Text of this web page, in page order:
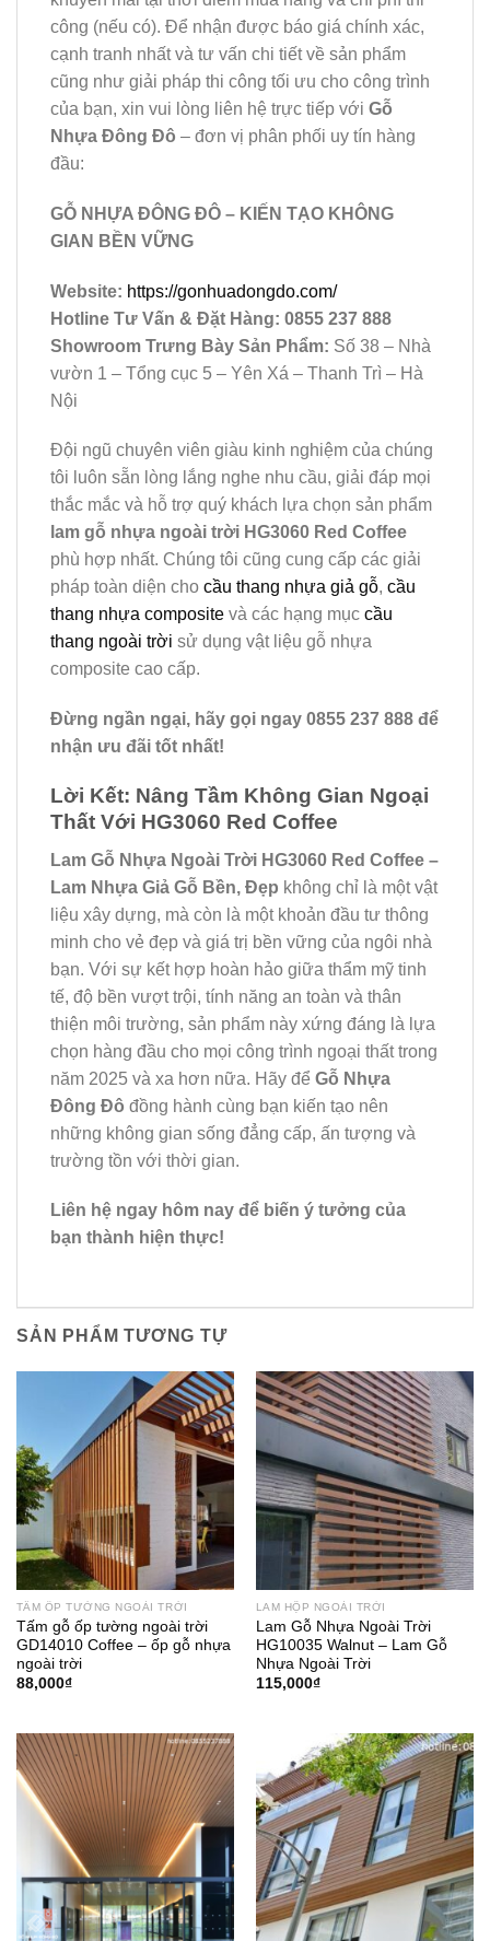
công (nếu có). Để nhận được báo giá chính xác,
cạnh tranh nhất và tư vấn chi tiết về sản phẩm
cũng như giải pháp thi công tối ưu cho công trình
của bạn, xin vui lòng liên hệ trực tiếp với Gỗ
Nhựa Đông Đô – đơn vị phân phối uy tín hàng
đầu:
GỖ NHỰA ĐÔNG ĐÔ – KIẾN TẠO KHÔNG
GIAN BỀN VỮNG
Website: https://gonhuadongdo.com/
Hotline Tư Vấn & Đặt Hàng: 0855 237 888
Showroom Trưng Bày Sản Phẩm: Số 38 – Nhà
vườn 1 – Tổng cục 5 – Yên Xá – Thanh Trì – Hà
Nội
Đội ngũ chuyên viên giàu kinh nghiệm của chúng
tôi luôn sẵn lòng lắng nghe nhu cầu, giải đáp mọi
thắc mắc và hỗ trợ quý khách lựa chọn sản phẩm
lam gỗ nhựa ngoài trời HG3060 Red Coffee
phù hợp nhất. Chúng tôi cũng cung cấp các giải
pháp toàn diện cho cầu thang nhựa giả gỗ, cầu
thang nhựa composite và các hạng mục cầu
thang ngoài trời sử dụng vật liệu gỗ nhựa
composite cao cấp.
Đừng ngần ngại, hãy gọi ngay 0855 237 888 để
nhận ưu đãi tốt nhất!
Lời Kết: Nâng Tầm Không Gian Ngoại
Thất Với HG3060 Red Coffee
Lam Gỗ Nhựa Ngoài Trời HG3060 Red Coffee –
Lam Nhựa Giả Gỗ Bền, Đẹp không chỉ là một vật
liệu xây dựng, mà còn là một khoản đầu tư thông
minh cho vẻ đẹp và giá trị bền vững của ngôi nhà
bạn. Với sự kết hợp hoàn hảo giữa thẩm mỹ tinh
tế, độ bền vượt trội, tính năng an toàn và thân
thiện môi trường, sản phẩm này xứng đáng là lựa
chọn hàng đầu cho mọi công trình ngoại thất trong
năm 2025 và xa hơn nữa. Hãy để Gỗ Nhựa
Đông Đô đồng hành cùng bạn kiến tạo nên
những không gian sống đẳng cấp, ấn tượng và
trường tồn với thời gian.
Liên hệ ngay hôm nay để biến ý tưởng của
bạn thành hiện thực!
SẢN PHẨM TƯƠNG TỰ
TẤM ỐP TƯỜNG NGOÀI TRỜI
Tấm gỗ ốp tường ngoài trời
GD14010 Coffee – ốp gỗ nhựa
ngoài trời
88,000₫
LAM HỘP NGOÀI TRỜI
Lam Gỗ Nhựa Ngoài Trời
HG10035 Walnut – Lam Gỗ
Nhựa Ngoài Trời
115,000₫